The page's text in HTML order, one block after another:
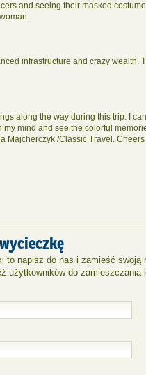
and seeing their masked
infrastructure and crazy
along the way during this trip. I
my mind and see the colorful
Majcherczyk /Classic Travel.
to napisz do nas i zamieść
użytkowników do zamieszczania